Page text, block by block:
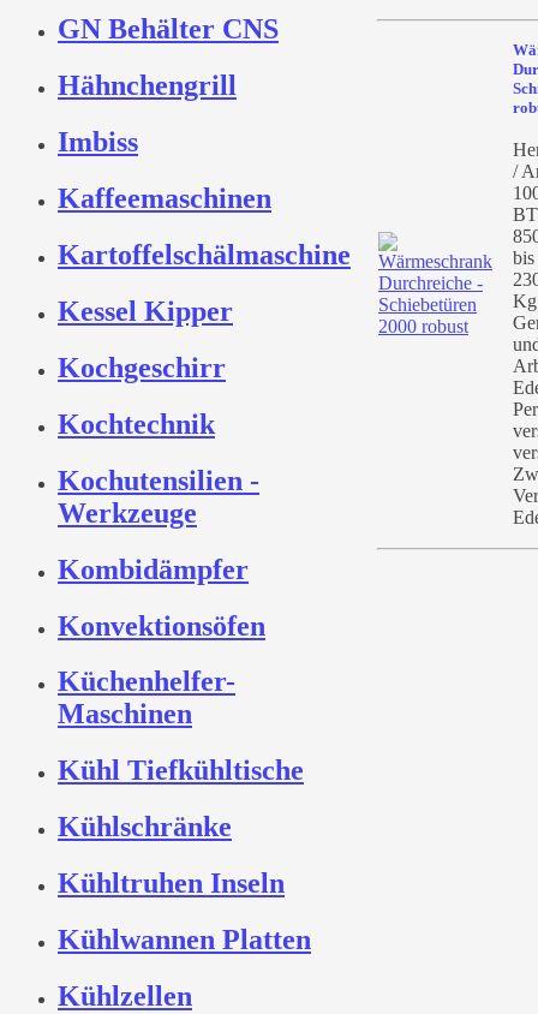
GN Behälter CNS
Hähnchengrill
Imbiss
Kaffeemaschinen
Kartoffelschälmaschine
Kessel Kipper
Kochgeschirr
Kochtechnik
Kochutensilien -
Werkzeuge
Kombidämpfer
Konvektionsöfen
Küchenhelfer-
Maschinen
Kühl Tiefkühltische
Kühlschränke
Kühltruhen Inseln
Kühlwannen Platten
Kühlzellen
/
Kg